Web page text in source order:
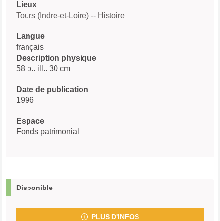
Lieux
Tours (Indre-et-Loire) -- Histoire
Langue
français
Description physique
58 p.. ill.. 30 cm
Date de publication
1996
Espace
Fonds patrimonial
Disponible
PLUS D'INFOS